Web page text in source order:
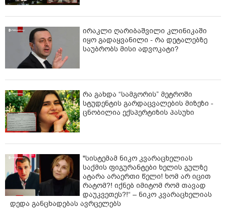
ირაკლი ღარიბაშვილი კლინიკაში
იყო გადაყვანილი - რა დეტალებზე
საუბრობს მისი ადვოკატი?
რა გახდა “სამგორის” მეტროში
სტუდენტის გარდაცვალების მიზეზი -
ცნობილია ექსპერტიზის პასუხი
"სისტემამ ნიკო კვარაცხელიას
საქმის ფიგურანტები ხელის გულზე
ატარა არაერთი წელი! ხომ არ იცით
რატომ?! იქნებ იმიტომ რომ თავად
დაუკვეთეს?!“ – ნიკო კვარაცხელიას
დედა განცხადებას ავრცელებს